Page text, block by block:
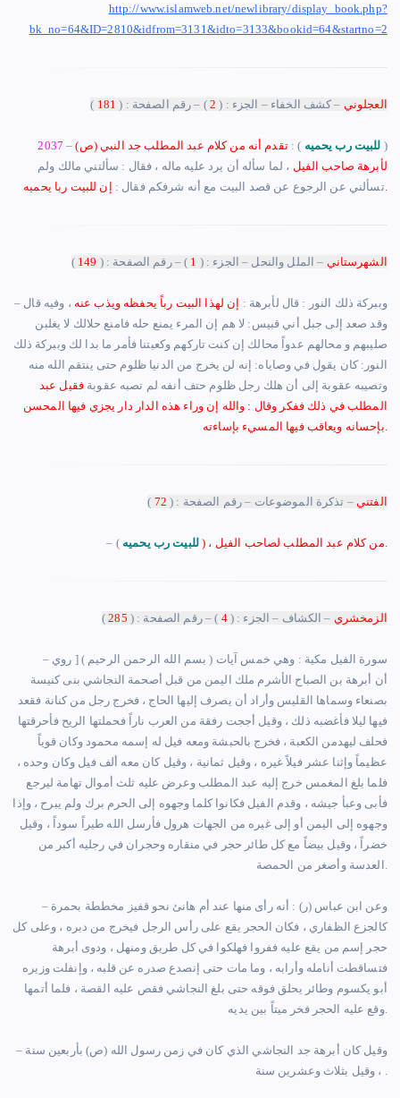
http://www.islamweb.net/newlibrary/display_book.php?
bk_no=64&ID=2810&idfrom=3131&idto=3133&bookid=64&startno=2
العجلوني – كشف الخفاء – الجزء : ( 2 ) – رقم الصفحة : ( 181
)
2037 – ‏( للبيت رب يحميه ) :تقدم أنه من كلام عبد المطلب جد النبي (ص)
لأبرهة صاحب الفيل ، لما سأله أن يرد عليه ماله ، فقال : سألتني مالك ولم
تسألني عن الرجوع عن قصد البيت مع أنه شرفكم فقال :
الشهرستاني – الملل والنحل – الجزء : ( 1 ) – رقم الصفحة : ( 149
)
– ‏وببركة ذلك النور ‏:‏ قال لأبرهة‏ :‏ إن لهذا البيت رباً يحفظه ويذب عنه ، وفيه قال
وقد صعد إلى جبل أني قبيس‏:‏ لا هم إن المرء يمنع حله فامنع حلالك لا يغلبن
صليبهم و محالهم عدواً محالك إن كنت تاركهم وكعبتنا فأمر ما بدا لك وببركة ذلك
النور‏:‏ كان يقول في وصاياه‏:‏ إنه لن يخرج من الدنيا ظلوم حتى ينتقم الله منه
وتصيبه عقوبة إلى أن هلك رجل ظلوم حتف أنفه لم تصبه عقوبة فقيل عبد
المطلب في ذلك ففكر وقال‏ :‏ والله إن وراء هذه الدار دار يجزي فيها المحسن
الفتني – تذكرة الموضوعات – رقم الصفحة : ( 72
)
– ( ‏للبيت رب يحميه
الزمخشري – الكشاف – الجزء : (4 ) – رقم الصفحة : ( 285
)
– ‏سورة الفيل مكية : وهي خمس آيات ( بسم الله الرحمن الرحيم ) [ روي
أن أبرهة بن الصباح الأشرم ملك اليمن من قبل أصحمة النجاشي بنى كنيسة
بصنعاء وسماها القليس وأراد أن يصرف إليها الحاج ، فخرج رجل من كنانة فقعد
فيها ليلا فأغضبه ذلك ، وقيل أججت رفقة من العرب ناراً فحملتها الريح فأحرقتها
فحلف ليهدمن الكعبة ، فخرج بالحبشة ومعه فيل له إسمه محمود وكان قوياً
عظيماً وإثنا عشر فيلاً غيره ، وقيل ثمانية ، وقيل كان معه ألف فيل وكان وحده ،
فلما بلغ المغمس خرج إليه عبد المطلب وعرض عليه ثلث أموال تهامة ليرجع
فأبى وعبأ جيشه ، وقدم الفيل فكانوا كلما وجهوه إلى الحرم برك ولم يبرح ، وإذا
وجهوه إلى اليمن أو إلى غيره من الجهات هرول فأرسل الله طيراً سوداً ، وقيل
خضراً ، وقيل بيضاً مع كل طائر حجر في منقاره وحجران في رجليه أكبر من
– وعن ابن عباس (ر) : أنه رأى منها عند أم هانئ نحو قفيز مخططة بحمرة
كالجزع الظفاري ، فكان الحجر يقع على رأس الرجل فيخرج من دبره ، وعلى كل
حجر إسم من يقع عليه ففروا فهلكوا في كل طريق ومنهل ، ودوى أبرهة
فتساقطت أنامله وأرابه ، وما مات حتى إنصدع صدره عن قلبه ، وإنفلت وزيره
أبو يكسوم وطائر يحلق فوقه حتى بلغ النجاشي فقص عليه القصة ، فلما أتمها
وقع عليه الحجر فخر ميتاً بين يديه.
– وقيل كان أبرهة جد النجاشي الذي كان في زمن رسول الله (ص) بأربعين سنة